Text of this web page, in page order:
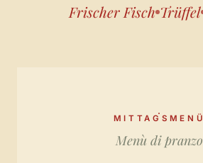
Frischer Fisch Trüffel
MITTAGSMENÜ
Menù di pranzo